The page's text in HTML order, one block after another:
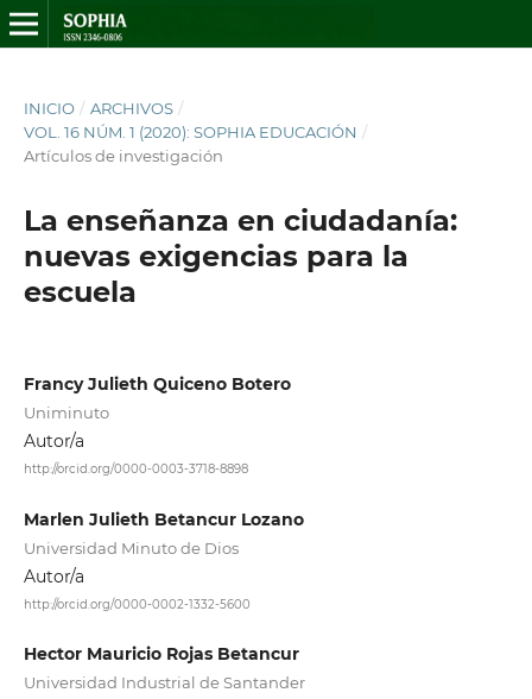
INICIO / ARCHIVOS /
VOL. 16 NÚM. 1 (2020): SOPHIA EDUCACIÓN /
Artículos de investigación
La enseñanza en ciudadanía:
nuevas exigencias para la
escuela
Francy Julieth Quiceno Botero
Uniminuto
Autor/a
http://orcid.org/0000-0003-3718-8898
Marlen Julieth Betancur Lozano
Universidad Minuto de Dios
Autor/a
http://orcid.org/0000-0002-1332-5600
Hector Mauricio Rojas Betancur
Universidad Industrial de Santander